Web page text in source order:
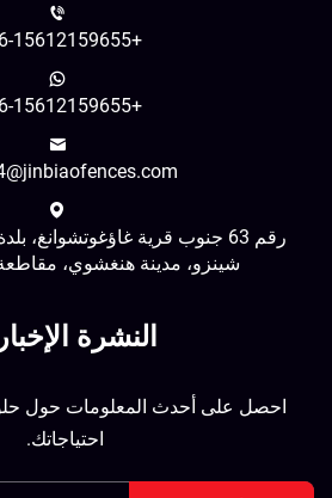
رقم 63 جنوب قرية غاؤغوتشوانغ، بلدة
شينزو، مدينة هنغشوي، مقاطعة
النشرة الإخبارية
احصل على أحدث المعلومات حول حلول
احتياجاتك.